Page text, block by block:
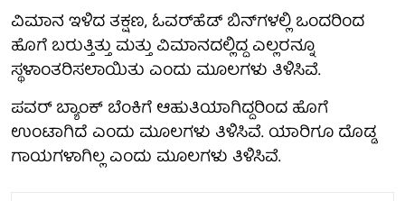
ವಿಮಾನ ಇಳಿದ ತಕ್ಷಣ, ಓವರ್‌ಹೆಡ್ ಬಿನ್‌ಗಳಲ್ಲಿ ಒಂದರಿಂದ
ಹೊಗೆ ಬರುತ್ತಿತ್ತು ಮತ್ತು ವಿಮಾನದಲ್ಲಿದ್ದ ಎಲ್ಲರನ್ನೂ
ಸ್ಥಳಾಂತರಿಸಲಾಯಿತು ಎಂದು ಮೂಲಗಳು ತಿಳಿಸಿವೆ.
ಪವರ್ ಬ್ಯಾಂಕ್ ಬೆಂಕಿಗೆ ಆಹುತಿಯಾಗಿದ್ದರಿಂದ ಹೊಗೆ
ಉಂಟಾಗಿದೆ ಎಂದು ಮೂಲಗಳು ತಿಳಿಸಿವೆ. ಯಾರಿಗೂ ದೊಡ್ಡ
ಗಾಯಗಳಾಗಿಲ್ಲ ಎಂದು ಮೂಲಗಳು ತಿಳಿಸಿವೆ.